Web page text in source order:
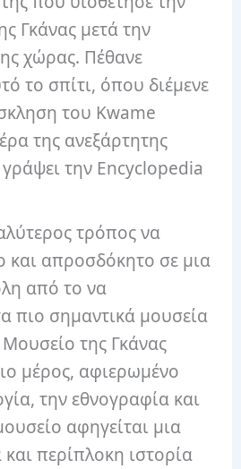
Γκάνας μετά την
χώρας. Πέθανε
το σπίτι, όπου διέμενε
του Kwame
της ανεξάρτητης
γράψει την Encyclopedia
τρόπος να
και απροσδόκητο σε μια
από το να
πιο σημαντικά μουσεία
της Γκάνας
μέρος, αφιερωμένο
την εθνογραφία και
αφηγείται μια
περίπλοκη ιστορία